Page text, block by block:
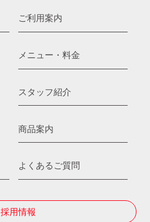
ご利用案内
メニュー・料金
スタッフ紹介
商品案内
よくあるご質問
採用情報